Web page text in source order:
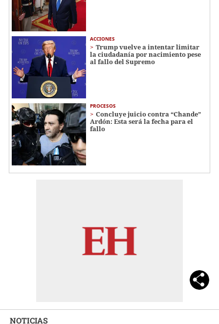
ACCIONES
Trump vuelve a intentar limitar
la ciudadanía por nacimiento pese
al fallo del Supremo
PROCESOS
Concluye juicio contra “Chande”
Ardón: Esta será la fecha para el
fallo
NOTICIAS